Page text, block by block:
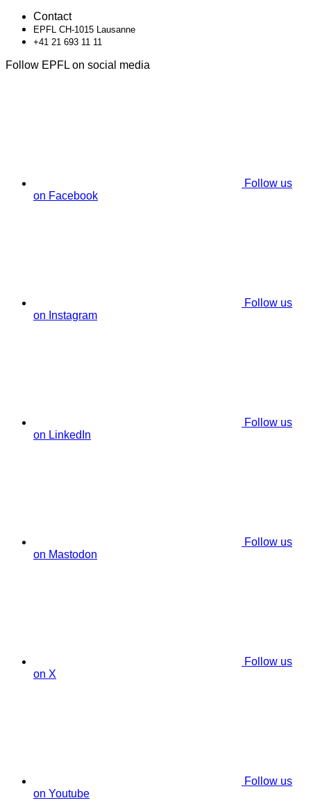
Contact
EPFL CH-1015 Lausanne
+41 21 693 11 11
Follow EPFL on social media
Follow us
on Facebook
Follow us
on Instagram
Follow us
on LinkedIn
Follow us
on Mastodon
Follow us
on X
Follow us
on Youtube